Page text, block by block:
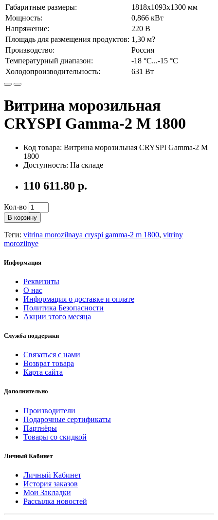
Габаритные размеры:
1818х1093х1300 мм
Мощность:
0,866 кВт
Напряжение:
220 В
Площадь для размещения продуктов: 1,30 м?
Производство:
Россия
Температурный диапазон:
-18 °C...-15 °C
Холодопроизводительность:
631 Вт
Витрина морозильная
CRYSPI Gamma-2 М 1800
Код товара: Витрина морозильная CRYSPI Gamma-2 М
1800
Доступность: На складе
110 611.80 р.
Кол-во
В корзину
Теги: vitrina morozilnaya cryspi gamma-2 m 1800, vitriny
morozilnye
Информация
Реквизиты
О нас
Информация о доставке и оплате
Политика Безопасности
Акции этого месяца
Служба поддержки
Связаться с нами
Возврат товара
Карта сайта
Дополнительно
Производители
Подарочные сертификаты
Партнёры
Товары со скидкой
Личный Кабинет
Личный Кабинет
История заказов
Мои Закладки
Рассылка новостей